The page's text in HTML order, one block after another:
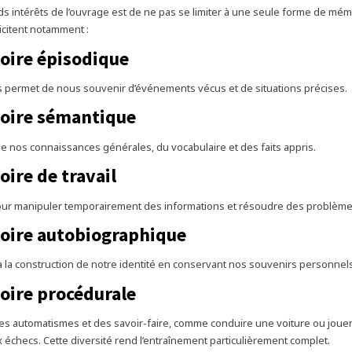
intérêts de l’ouvrage est de ne pas se limiter à une seule forme de
notamment :
épisodique
permet de nous souvenir d’événements vécus et de situations précises.
sémantique
nos connaissances générales, du vocabulaire et des faits appris.
de travail
manipuler temporairement des informations et résoudre des
autobiographique
la construction de notre identité en conservant nos souvenirs
procédurale
automatismes et des savoir-faire, comme conduire une voiture ou
Cette diversité rend l’entraînement particulièrement complet.